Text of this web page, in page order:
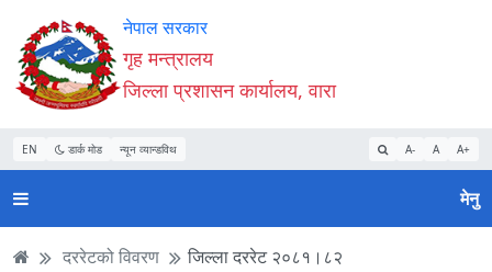
Accessibility
Mode
सुरु
गर्नुहोस्
सामाग्री
पढ्नुहाेस्
नेभिगेसन
पढ्नुहाेस्
वेबसाइट
खोजमा
जानुहोस्
नेपाल सरकार
गृह मन्त्रालय
जिल्ला प्रशासन कार्यालय, वारा
EN डार्क मोड न्यून व्यान्डविथ A- A A+
मेनु
दररेटको विवरण जिल्ला दररेट २०८१।८२